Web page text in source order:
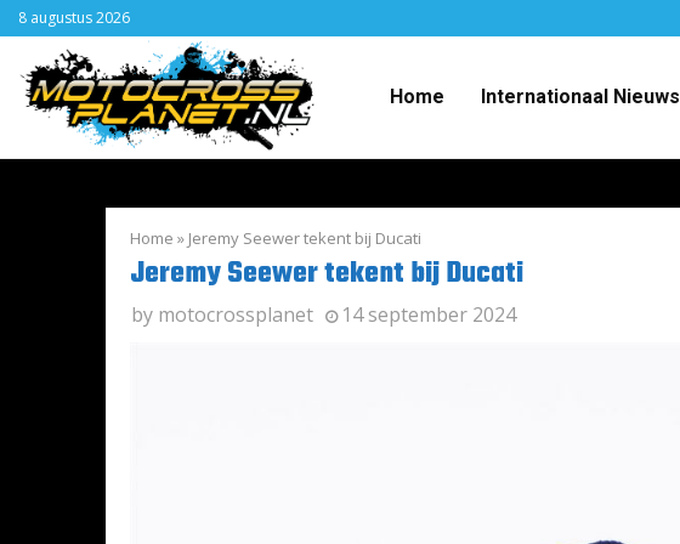
8 augustus 2026
Home Internationaal Nieuws
Home » Jeremy Seewer tekent bij Ducati
Jeremy Seewer tekent bij Ducati
by motocrossplanet 14 september 2024